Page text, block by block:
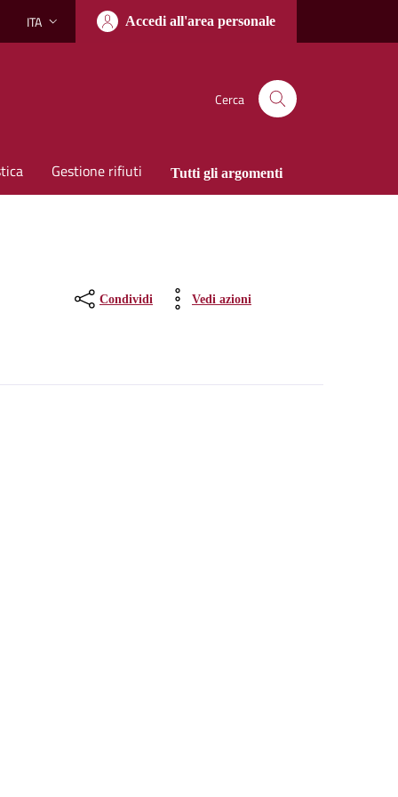
Lingua attiva:
ITA Accedi all'area personale
Cerca
Gestione rifiuti Tutti gli argomenti
Condividi Vedi azioni